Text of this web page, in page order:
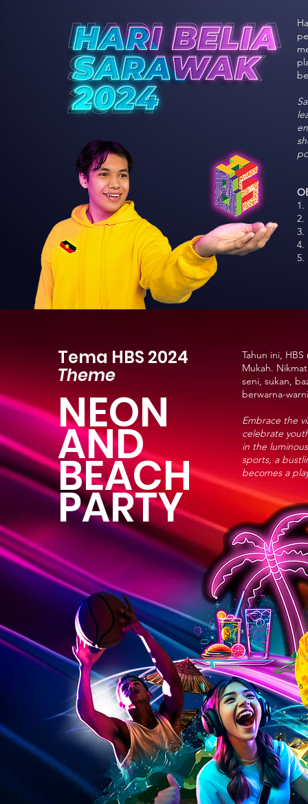
1.
2.
3.
4.
5.
Tema HBS 2024
Theme
NEON
AND
BEACH
PARTY
Tahun ini,
Mukah.
seni, sukan,
berwarna-
Embrace the
celebrate
in the
sports, a
becomes a